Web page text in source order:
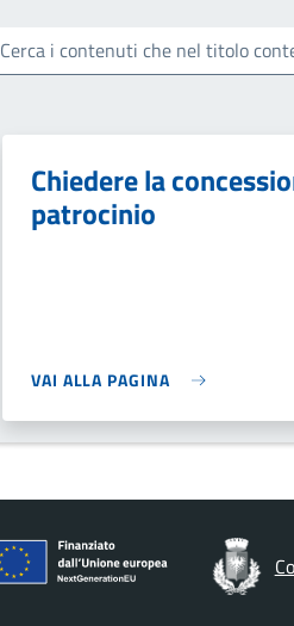
Cerca i contenuti che nel titolo
Chiedere la
patrocinio
VAI ALLA PAGINA